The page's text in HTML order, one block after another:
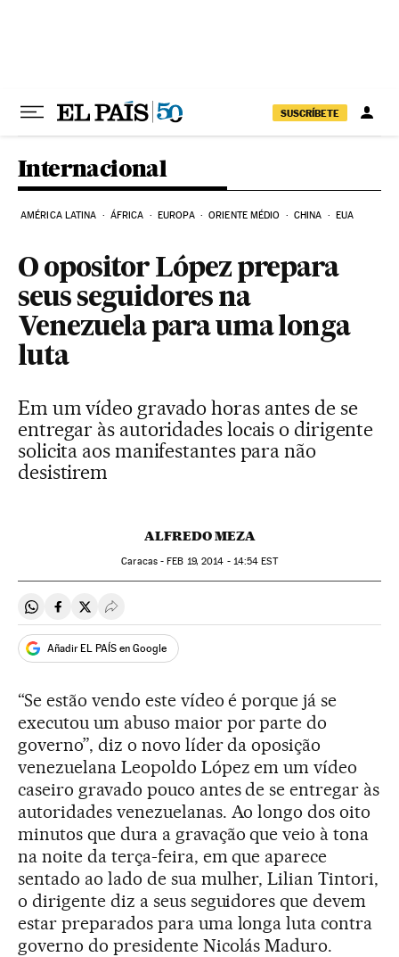
SUSCRÍBETE
Internacional
AMÉRICA LATINA ÁFRICA EUROPA ORIENTE MÉDIO CHINA EUA
O opositor López prepara
seus seguidores na
Venezuela para uma longa
luta
Em um vídeo gravado horas antes de se
entregar às autoridades locais o dirigente
solicita aos manifestantes para não
desistirem
ALFREDO MEZA
Caracas -FEB 19, 2014 - 14:54 EST
Compartir en Whatsapp
Compartir en Facebook
Compartir en Twitter
Desplegar Redes Sociales
Añadir EL PAÍS en Google
“Se estão vendo este vídeo é porque já se
executou um abuso maior por parte do
governo”, diz o novo líder da oposição
venezuelana Leopoldo López em um vídeo
caseiro gravado pouco antes de se entregar às
autoridades venezuelanas. Ao longo dos oito
minutos que dura a gravação que veio à tona
na noite da terça-feira, em que aparece
sentado ao lado de sua mulher, Lilian Tintori,
o dirigente diz a seus seguidores que devem
estar preparados para uma longa luta contra
governo do presidente Nicolás Maduro.